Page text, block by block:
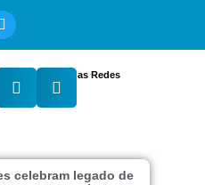
Compartilhe nas Redes
celebram legado de